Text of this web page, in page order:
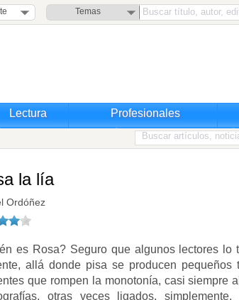
Temas
Lectura Profesionales
la lía
Ordóñez
es Rosa? Seguro que algunos lectores lo
allá donde pisa se producen pequeños
que rompen la monotonía, casi siempre
otras veces ligados,